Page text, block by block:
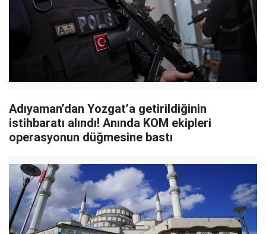
Adıyaman’dan Yozgat’a getirildiğinin
istihbaratı alındı! Anında KOM ekipleri
operasyonun düğmesine bastı